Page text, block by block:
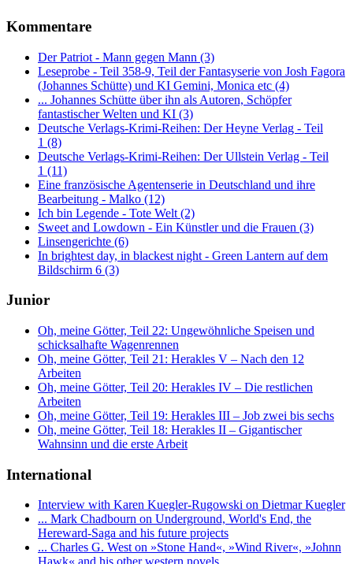
Kommentare
Der Patriot - Mann gegen Mann (3)
Leseprobe - Teil 358-9, Teil der Fantasyserie von Josh Fagora
(Johannes Schütte) und KI Gemini, Monica etc (4)
... Johannes Schütte über ihn als Autoren, Schöpfer
fantastischer Welten und KI (3)
Deutsche Verlags-Krimi-Reihen: Der Heyne Verlag - Teil
1 (8)
Deutsche Verlags-Krimi-Reihen: Der Ullstein Verlag - Teil
1 (11)
Eine französische Agentenserie in Deutschland und ihre
Bearbeitung - Malko (12)
Ich bin Legende - Tote Welt (2)
Sweet and Lowdown - Ein Künstler und die Frauen (3)
Linsengerichte (6)
In brightest day, in blackest night - Green Lantern auf dem
Bildschirm 6 (3)
Junior
Oh, meine Götter, Teil 22: Ungewöhnliche Speisen und
schicksalhafte Wagenrennen
Oh, meine Götter, Teil 21: Herakles V – Nach den 12
Arbeiten
Oh, meine Götter, Teil 20: Herakles IV – Die restlichen
Arbeiten
Oh, meine Götter, Teil 19: Herakles III – Job zwei bis sechs
Oh, meine Götter, Teil 18: Herakles II – Gigantischer
Wahnsinn und die erste Arbeit
International
Interview with Karen Kuegler-Rugowski on Dietmar Kuegler
... Mark Chadbourn on Underground, World's End, the
Hereward-Saga and his future projects
... Charles G. West on »Stone Hand«, »Wind River«, »Johnn